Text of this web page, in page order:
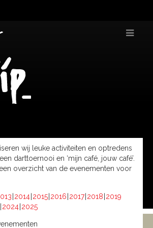
wij leuke activiteiten en optredens
darttoernooi en ‘mijn café, jouw café’.
overzicht van de evenementen voor
2014 2015 2016 2017 2018 2019
2024 2025